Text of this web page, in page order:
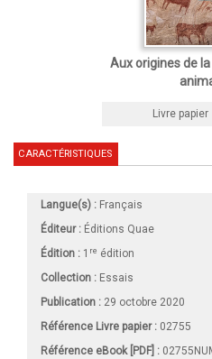
Aux origines de
Livre papier
CARACTÉRISTIQUES
Langue(s) : Français
Éditeur : Éditions Quae
Édition : 1 re édition
Collection : Essais
Publication : 29 octobre 2020
Référence Livre papier : 02755
Référence eBook [PDF] :